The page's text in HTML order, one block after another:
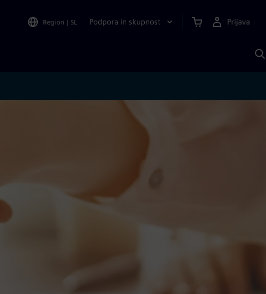
Region | SL Podpora in skupnost Prijava
s